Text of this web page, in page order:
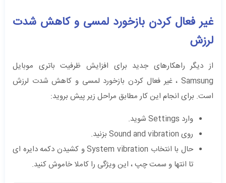
غیر فعال کردن بازخورد لمسی و کاهش شدت
لرزش
از دیگر راهکارهای جدید برای افزایش ظرفیت باتری موبایل
Samsung ، غیر فعال کردن بازخورد لمسی و کاهش شدت لرزش
است. برای انجام این کار مطابق مراحل زیر پیش بروید:
وارد Settings شوید.
روی Sound and vibration بزنید.
حال با انتخاب System vibration و کشیدن دکمه دایره ای
تا انتها و سمت چپ ، این ویژگی را کاملا خاموش کنید.